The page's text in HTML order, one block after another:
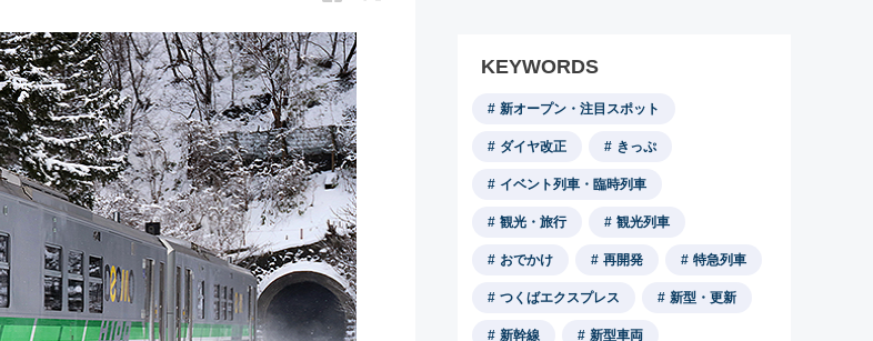
KEYWORDS
新オープン・注目スポット
ダイヤ改正 きっぷ
イベント列車・臨時列車
観光・旅行 観光列車
おでかけ 再開発 特急列車
つくばエクスプレス 新型・更新
新幹線 新型車両